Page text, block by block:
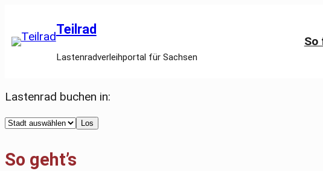
Teilrad
Lastenradverleihportal für Sachsen
So
Lastenrad buchen in:
Select
Los
So geht’s